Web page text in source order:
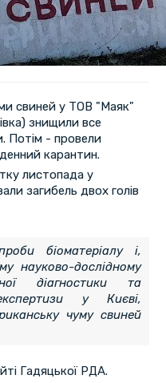
свиней у ТОВ "Маяк"
знищили все
Потім - провели
карантин.
листопада у
загибель двох голів
біоматеріалу і,
науково-дослідному
діагностики та
у Києві,
чуму свиней
Гадяцької РДА.